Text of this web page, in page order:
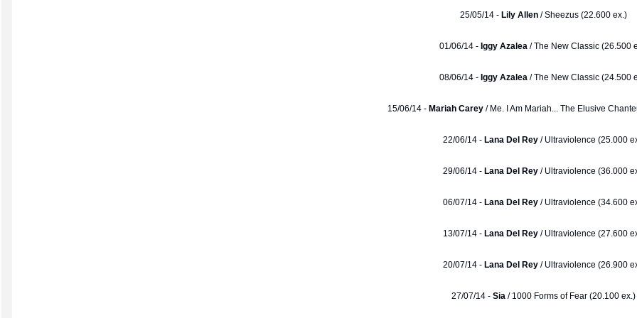
25/05/14 - Lily Allen/ Sheezus (22.600 ex.)
01/06/14 - Iggy Azalea / The New Classic (26.500
08/06/14 - Iggy Azalea / The New Classic (24.500
15/06/14 - Mariah Carey / Me. I Am Mariah... The Elusive
22/06/14 - Lana Del Rey/ Ultraviolence (25.000
29/06/14 - Lana Del Rey / Ultraviolence (36.000
06/07/14 - Lana Del Rey/ Ultraviolence (34.600
13/07/14 -Lana Del Rey / Ultraviolence (27.600
20/07/14 -Lana Del Rey/ Ultraviolence (26.900
27/07/14 - Sia / 1000 Forms of Fear (20.100 ex.)